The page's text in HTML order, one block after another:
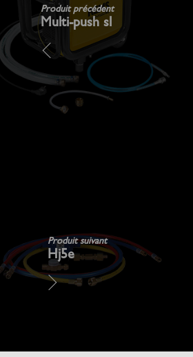
Produit précédent
Multi-push sl
Produit suivant
Hj5e